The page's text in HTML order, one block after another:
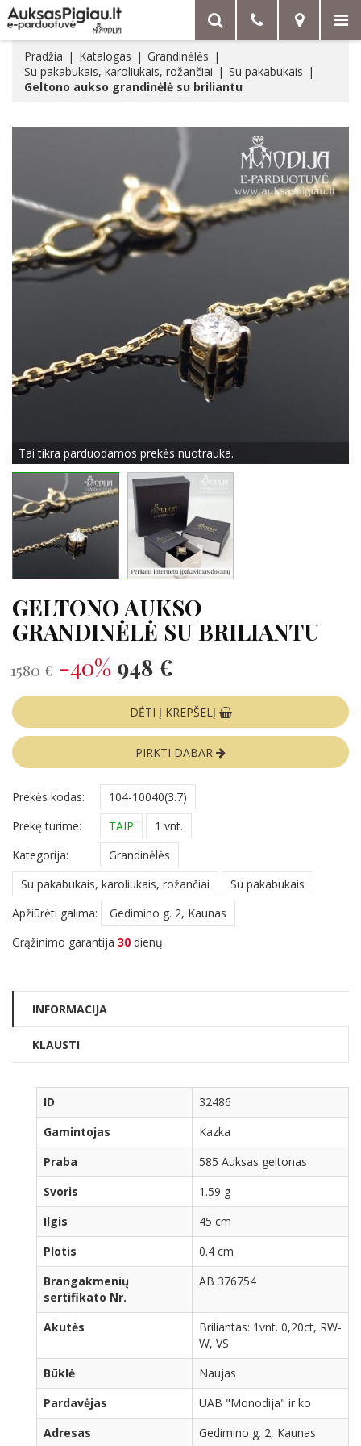
Pradžia Katalogas
Grandinėlės
Su pakabukais, karoliukais, rožančiai
Su pakabukais
Geltono aukso grandinėlė su briliantu
Tai tikra parduodamos prekės nuotrauka.
GELTONO AUKSO
GRANDINĖLĖ SU BRILIANTU
1580 € -40% 948 €
DĖTI Į KREPŠELĮ
PIRKTI DABAR
Prekės kodas:
104-10040(3.7)
Prekę turime:
TAIP
1 vnt.
Kategorija:
Grandinėlės
Su pakabukais, karoliukais, rožančiai
Su pakabukais
Apžiūrėti galima:
Gedimino g. 2, Kaunas
Grąžinimo garantija 30 dienų.
INFORMACIJA
KLAUSTI
ID
32486
Gamintojas
Kazka
Praba
585 Auksas geltonas
Svoris
1.59 g
Ilgis
45 cm
Plotis
0.4 cm
Brangakmenių
sertifikato Nr.
AB 376754
Akutės
Briliantas: 1vnt. 0,20ct, RW-
W, VS
Būklė
Naujas
Pardavėjas
UAB "Monodija" ir ko
Adresas
Gedimino g. 2, Kaunas